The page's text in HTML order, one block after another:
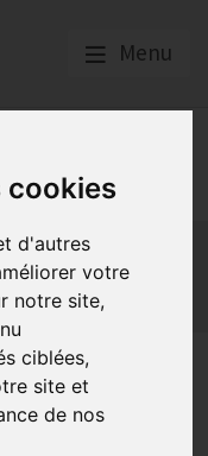
cookies
d'autres
votre
notre site,
ciblées,
site et
de nos
Menu
digitalisation
11h !